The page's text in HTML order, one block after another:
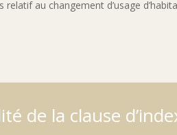
au changement d’usage
de la clause